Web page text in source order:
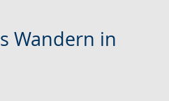
Wandern in